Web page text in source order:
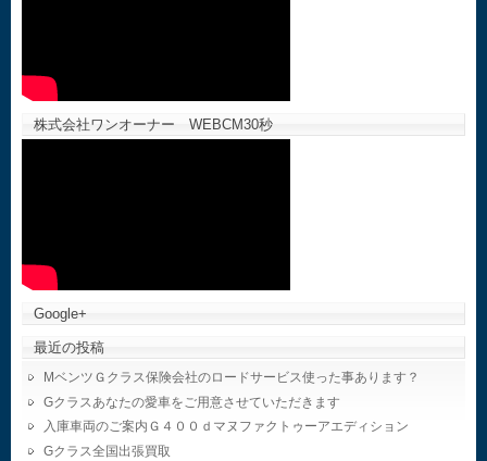
株式会社ワンオーナー WEBCM30秒
Google+
最近の投稿
MベンツＧクラス保険会社のロードサービス使った事あります？
Gクラスあなたの愛車をご用意させていただきます
入庫車両のご案内Ｇ４００ｄマヌファクトゥーアエディション
Gクラス全国出張買取